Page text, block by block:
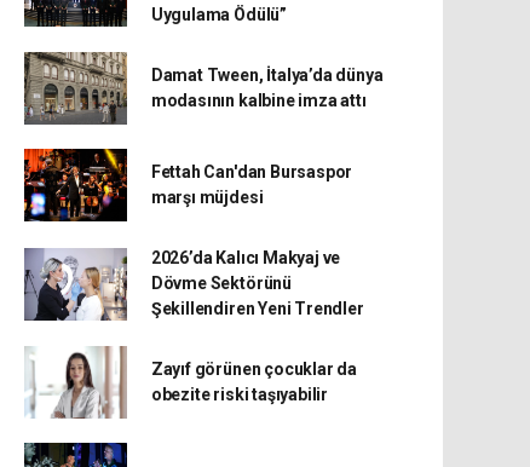
Uygulama Ödülü”
Damat Tween, İtalya’da dünya
modasının kalbine imza attı
Fettah Can'dan Bursaspor
marşı müjdesi
2026’da Kalıcı Makyaj ve
Dövme Sektörünü
Şekillendiren Yeni Trendler
Zayıf görünen çocuklar da
obezite riski taşıyabilir